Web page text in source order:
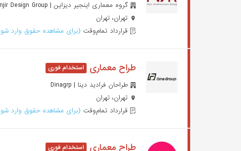
گروه معماری اینجیر دیزاین | Injir Design Group
تهران، تهران
قرارداد تمام‌وقت (برای مشاهده حقوق وارد
طراح معماری
طراحان فرادید دینا | Dinagrp
تهران، تهران
قرارداد تمام‌وقت (برای مشاهده حقوق وارد
طراح معماری